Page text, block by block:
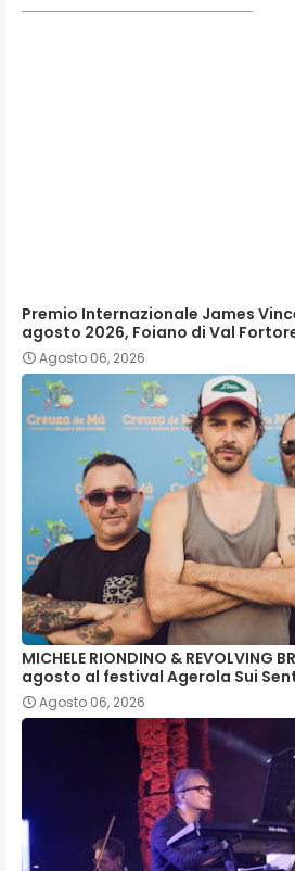
Premio Internazionale James
agosto 2026, Foiano di Val
Agosto 06, 2026
MICHELE RIONDINO & REVOLVING
agosto al festival Agerola Sui
Agosto 06, 2026